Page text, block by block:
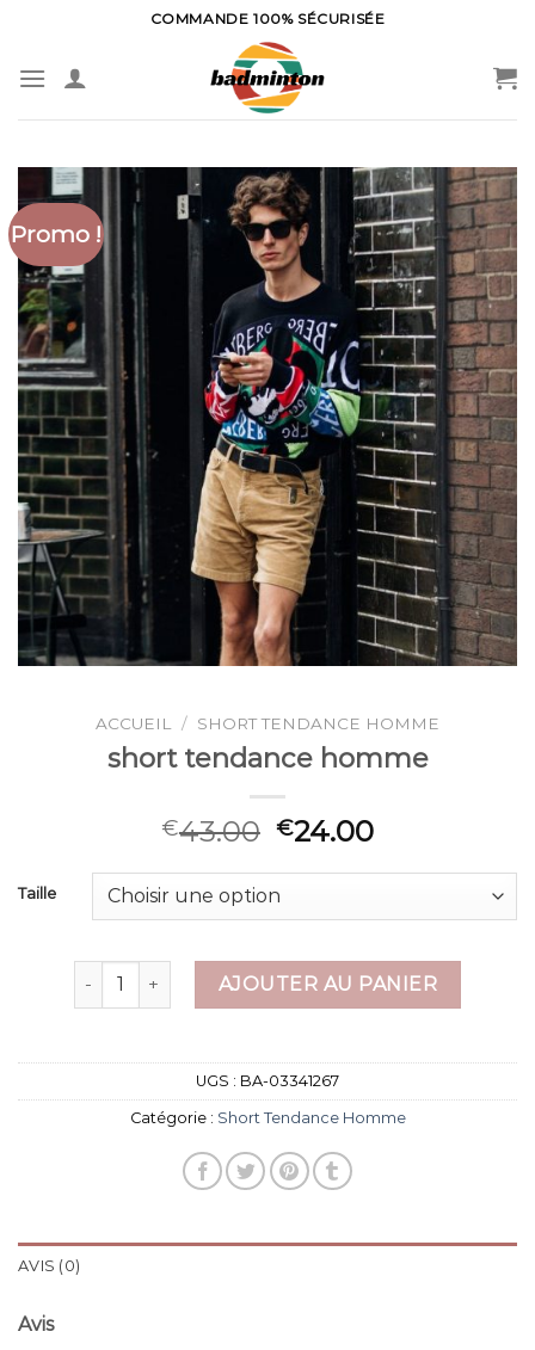
content
COMMANDE 100% SÉCURISÉE
Promo !
ACCUEIL / SHORT TENDANCE HOMME
short tendance homme
€43.00 €24.00
Taille
quantité de short tendance homme
AJOUTER AU PANIER
UGS : BA-03341267
Catégorie : Short Tendance Homme
AVIS (0)
Avis